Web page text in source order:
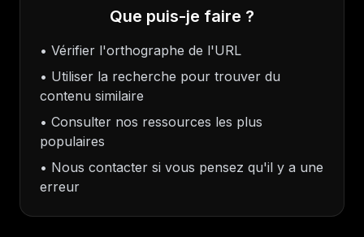
Que puis-je faire ?
• Vérifier l'orthographe de l'URL
• Utiliser la recherche pour trouver du
contenu similaire
• Consulter nos ressources les plus
populaires
• Nous contacter si vous pensez qu'il y a une
erreur